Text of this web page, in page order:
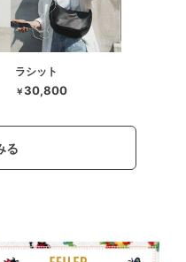
ラシット
￥30,800
る